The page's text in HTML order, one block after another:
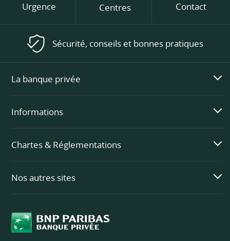
Urgence Centres Contact
Sécurité, conseils et bonnes pratiques
La banque privée
Informations
Chartes & Réglementations
Nos autres sites